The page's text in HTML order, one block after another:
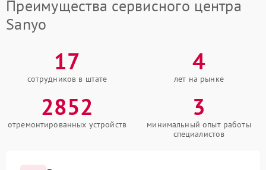
Преимущества сервисного центра
Sanyo
17
сотрудников в штате
4
лет на рынке
2852
отремонтированных устройств
3
минимальный опыт работы
специалистов